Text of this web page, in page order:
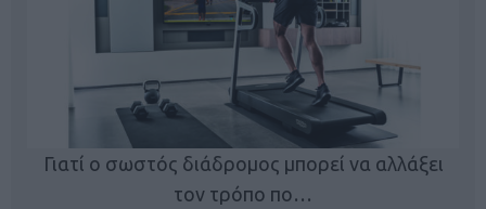
Γιατί ο σωστός διάδρομος μπορεί να αλλάξει
τον τρόπο πο…